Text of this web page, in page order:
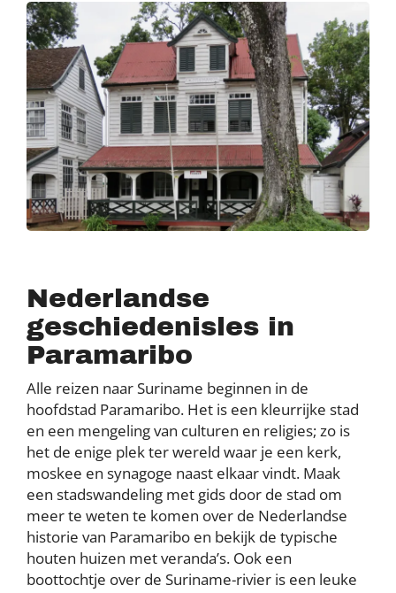
Nederlandse
geschiedenisles in
Paramaribo
Alle reizen naar Suriname beginnen in de
hoofdstad Paramaribo. Het is een kleurrijke stad
en een mengeling van culturen en religies; zo is
het de enige plek ter wereld waar je een kerk,
moskee en synagoge naast elkaar vindt. Maak
een stadswandeling met gids door de stad om
meer te weten te komen over de Nederlandse
historie van Paramaribo en bekijk de typische
houten huizen met veranda’s. Ook een
boottochtje over de Suriname-rivier is een leuke